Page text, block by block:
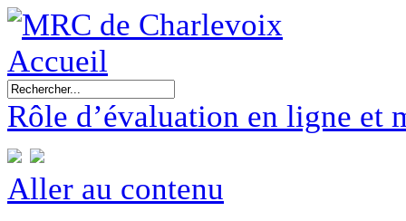
Accueil
Rôle d’évaluation en ligne et
Aller au contenu